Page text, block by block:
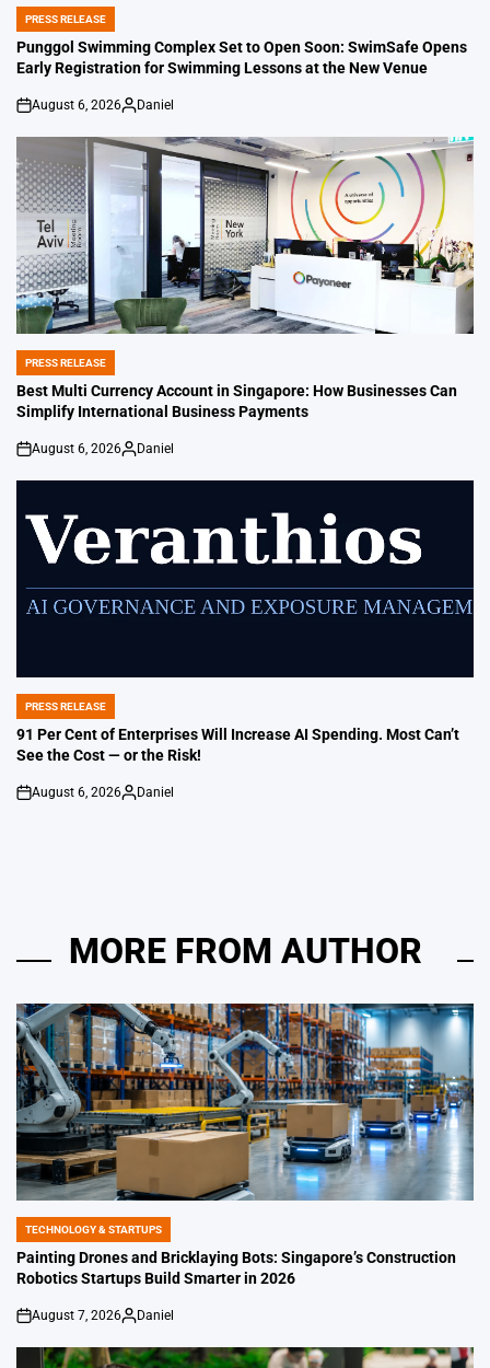
POSTED
IN
PRESS RELEASE
Punggol Swimming Complex Set to Open Soon: SwimSafe Opens
Early Registration for Swimming Lessons at the New Venue
on
August 6, 2026
Posted
by
Daniel
POSTED
IN
PRESS RELEASE
Best Multi Currency Account in Singapore: How Businesses Can
Simplify International Business Payments
on
August 6, 2026
Posted
by
Daniel
POSTED
IN
PRESS RELEASE
91 Per Cent of Enterprises Will Increase AI Spending. Most Can’t
See the Cost — or the Risk!
on
August 6, 2026
Posted
Daniel
MORE FROM AUTHOR
POSTED
IN
TECHNOLOGY & STARTUPS
Painting Drones and Bricklaying Bots: Singapore’s Construction
Robotics Startups Build Smarter in 2026
on
August 7, 2026
Posted
by
Daniel